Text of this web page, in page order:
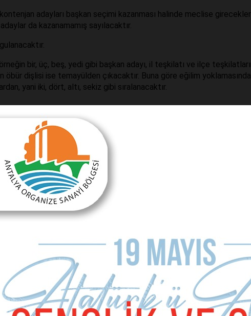
adayları başkan seçimi kazanması halinde meclise
da kazanamamış sayılacaktır.
bir, üç, beş, yedi gibi başkan adayı, il teşkilatı ve ilçe
öbür dişlisi ise temayülden çıkacaktır. Buna göre eğilim
yani iki, dört, altı, sekiz gibi sıralanacaktır.
Başkanı Ümit Uysal, dar zamanda meclis listesine hakim
meclise girenler de daha Büyükşehir Meclisi’nin ikinci toplantısında
Uysal’a çok yetki verilmediğinden meclise girer girmez kavgaya
seçiminde olduğu gibi yeni bir aday gösterilir ise meclis sıralaması
belirlenecektir. Ancak adaylıklar normal sürede açıklanır ise
meclise girecek isimlerin en az yarısına yakınını belirlemek
var.
başlayacak.
ve teşkilat yöneticileri meclis üyeliklerinde kırılganlık yaratacak
ısrarcı olmaz, parti tabanından gelen, sevilen, sadakati bilinen,